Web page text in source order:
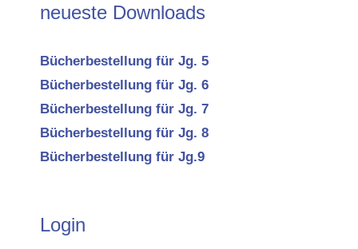
neueste Downloads
Bücherbestellung für Jg. 5
Bücherbestellung für Jg. 6
Bücherbestellung für Jg. 7
Bücherbestellung für Jg. 8
Bücherbestellung für Jg.9
Login